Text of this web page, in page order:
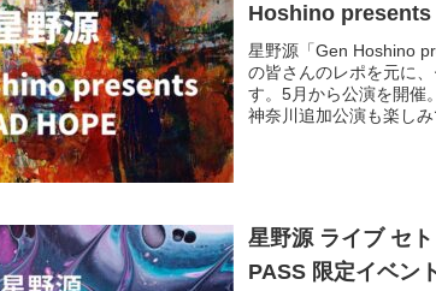
Hoshino presents
星野源「Gen Hoshino
の皆さんのレポを元に
す。5月から公演を開催
神奈川追加公演も楽しみ
星野源 ライブ セ
PASS 限定イベン